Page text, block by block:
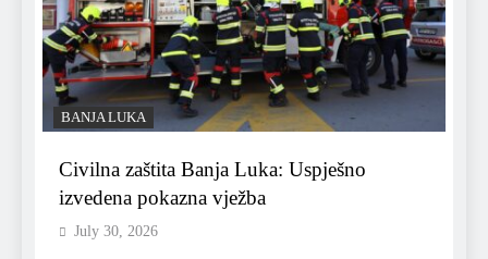
BANJA LUKA
Civilna zaštita Banja Luka: Uspješno
izvedena pokazna vježba
July 30, 2026